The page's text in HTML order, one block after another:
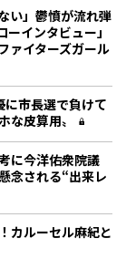
い」鬱憤が流れ弾
インタビュー」
ァイターズガール
に市長選で負けて
皮算用〟
に今洋佑衆院議
念される“出来レ
カルーセル麻紀と